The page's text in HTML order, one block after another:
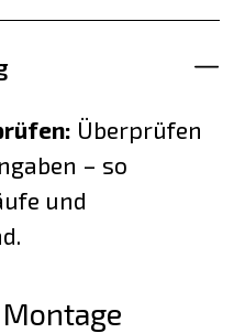
Überprüfen
– so
und